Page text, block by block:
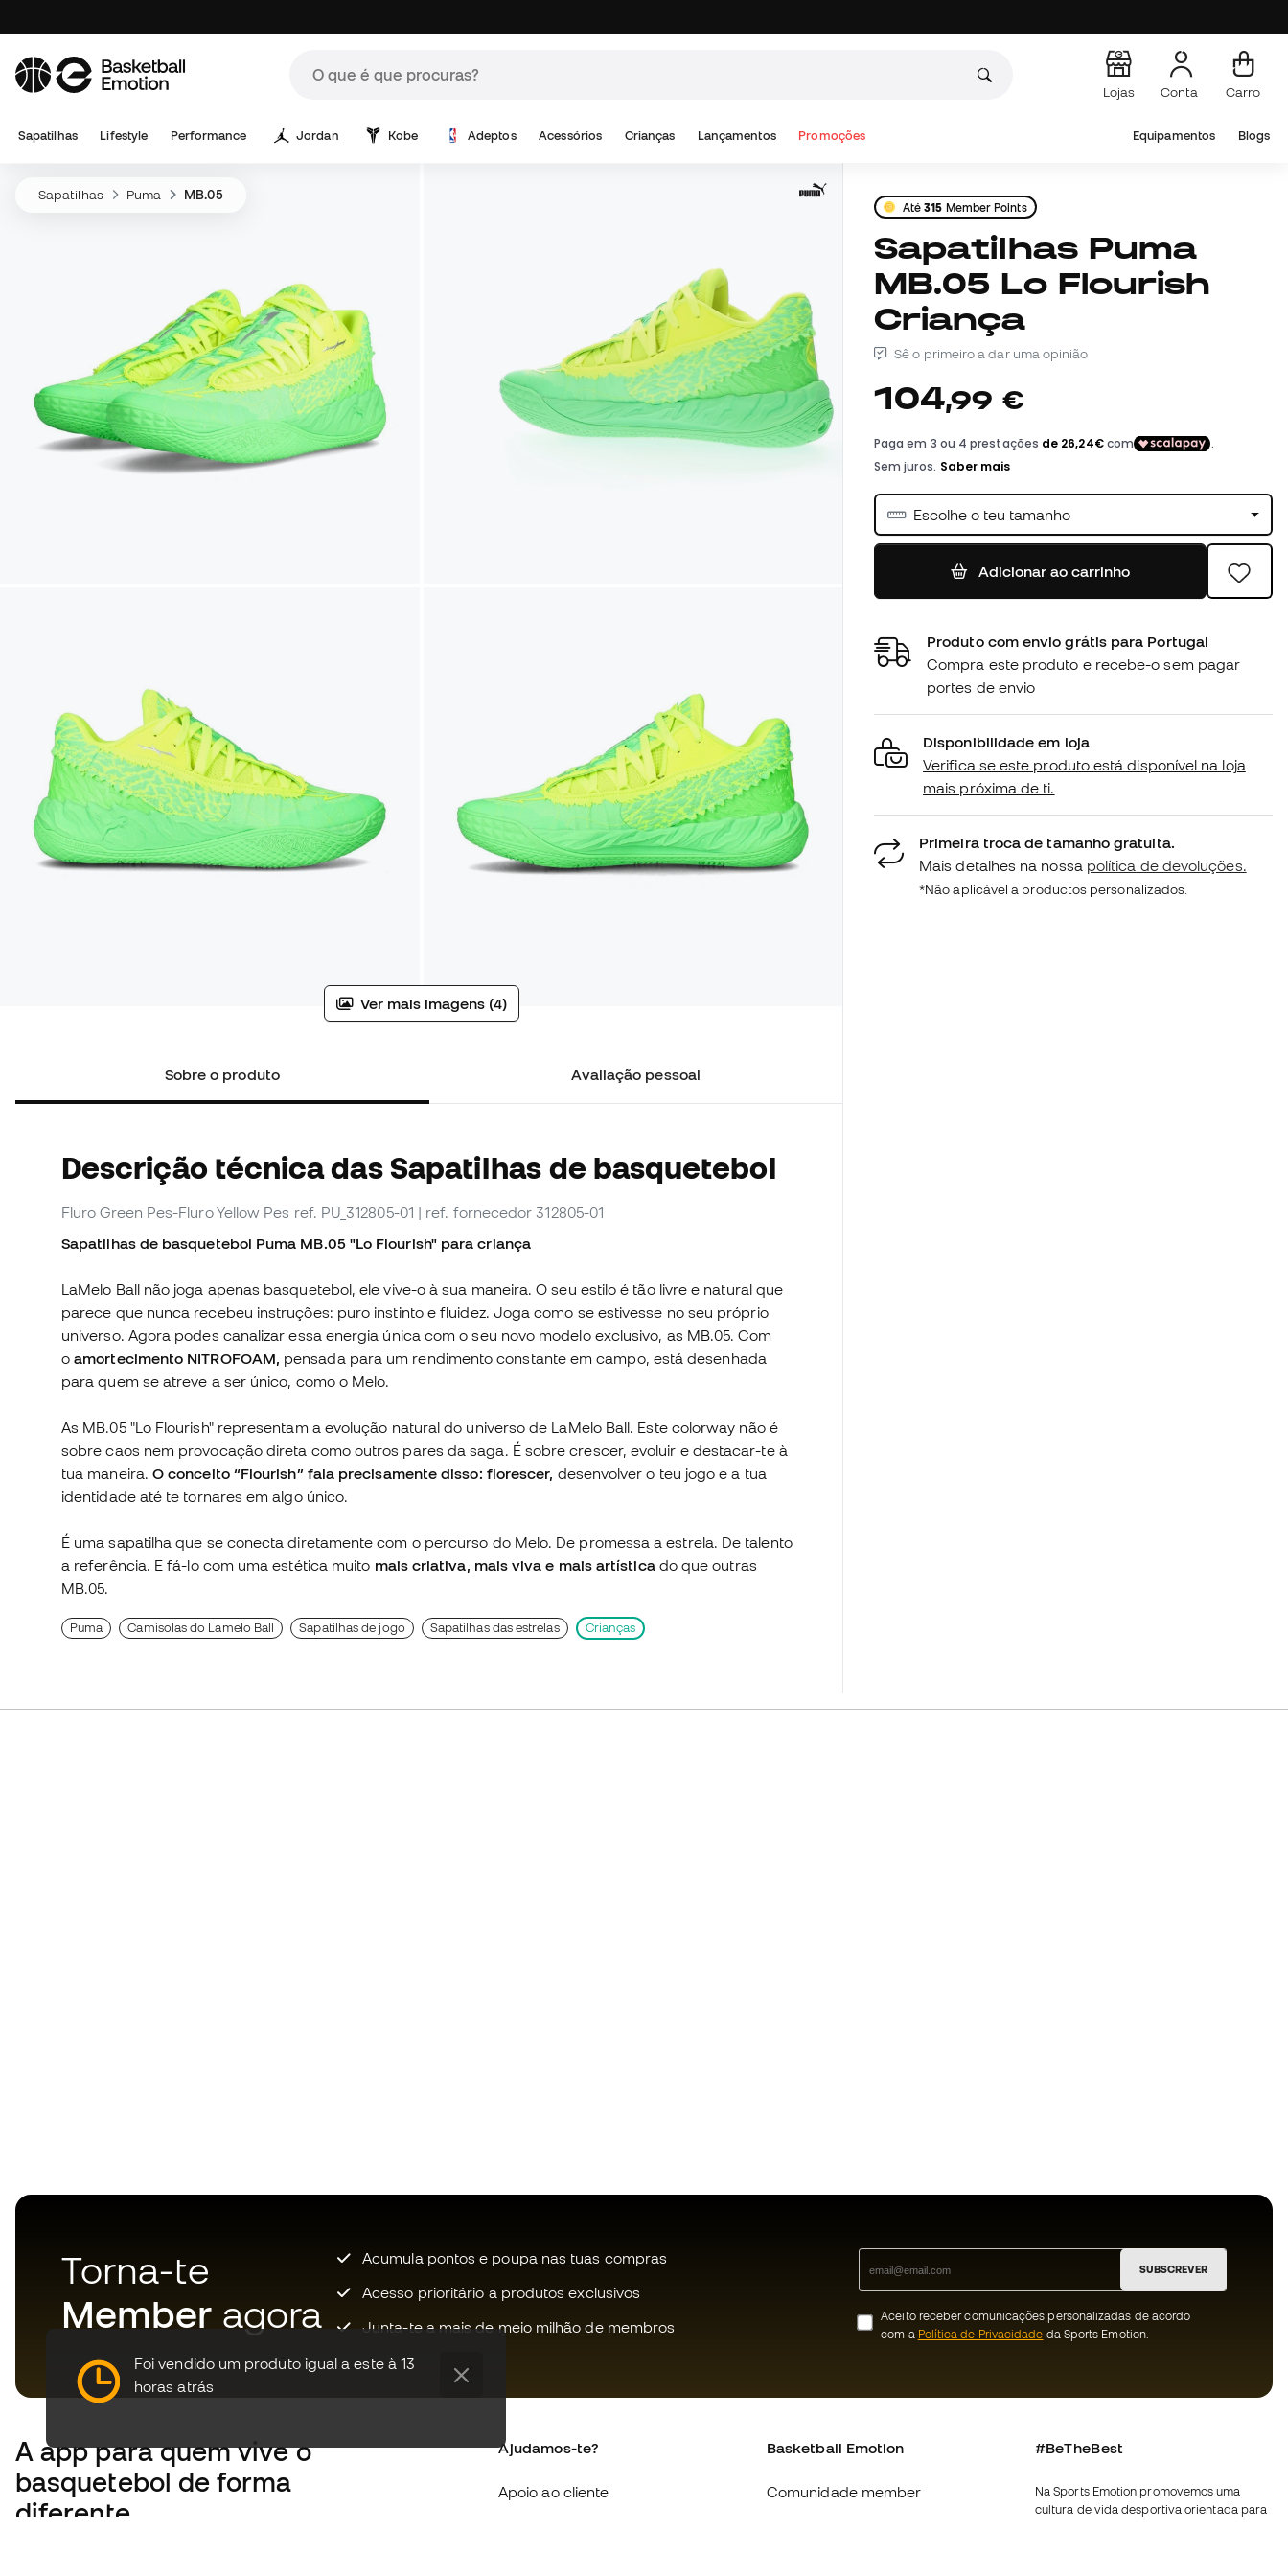
Lojas Conta Carro
Sapatilhas Lifestyle Performance Jordan Kobe Adeptos Acessórios Crianças Lançamentos Promoções Equipamentos Blogs
Sapatilhas Puma MB.05
Ver mais imagens (4)
Sobre o produto Avaliação pessoal
Descrição técnica das Sapatilhas de basquetebol
Fluro Green Pes-Fluro Yellow Pes ref. PU_312805-01 | ref. fornecedor 312805-01
Sapatilhas de basquetebol Puma MB.05 "Lo Flourish" para criança
LaMelo Ball não joga apenas basquetebol, ele vive-o à sua maneira. O seu estilo é tão livre e natural que
parece que nunca recebeu instruções: puro instinto e fluidez. Joga como se estivesse no seu próprio
universo. Agora podes canalizar essa energia única com o seu novo modelo exclusivo, as MB.05. Com
oamortecimento NITROFOAM, pensada para um rendimento constante em campo, está desenhada
para quem se atreve a ser único, como o Melo.
As MB.05 "Lo Flourish" representam a evolução natural do universo de LaMelo Ball. Este colorway não é
sobre caos nem provocação direta como outros pares da saga. É sobre crescer, evoluir e destacar-te à
tua maneira.O conceito “Flourish” fala precisamente disso: florescer, desenvolver o teu jogo e a tua
identidade até te tornares em algo único.
É uma sapatilha que se conecta diretamente com o percurso do Melo. De promessa a estrela. De talento
a referência. E fá-lo com uma estética muito mais criativa, mais viva e mais artísticado que outras
MB.05.
Puma Camisolas do Lamelo Ball Sapatilhas de jogo Sapatilhas das estrelas Crianças
Até315 Member Points
Sapatilhas Puma
MB.05 Lo Flourish
Criança
Sê o primeiro a dar uma opinião
104,99 €
Escolhe o teu tamanho
Adicionar ao carrinho
Produto com envio grátis para Portugal
Compra este produto e recebe-o sem pagar
portes de envio
Disponibilidade em loja
Verifica se este produto está disponível na loja
mais próxima de ti.
Primeira troca de tamanho gratuita.
Mais detalhes na nossa política de devoluções.
*Não aplicável a productos personalizados.
Foi vendido um produto igual a este à 13
horas atrás
Torna-te
Member agora
Acumula pontos e poupa nas tuas compras
Acesso prioritário a produtos exclusivos
Junta-te a mais de meio milhão de membros
SUBSCREVER
Aceito receber comunicações personalizadas de acordo
com a Política de Privacidade da Sports Emotion.
A apppara quem vive o
basquetebol de forma
diferente.
Ajudamos-te?
Apoio ao cliente
Basketball Emotion
Comunidade member
#BeTheBest
Na Sports Emotion promovemos uma
cultura de vida desportiva orientada para